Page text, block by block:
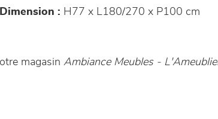
Dimension : H77 x L180/270 x P100 cm
magasin Ambiance Meubles -